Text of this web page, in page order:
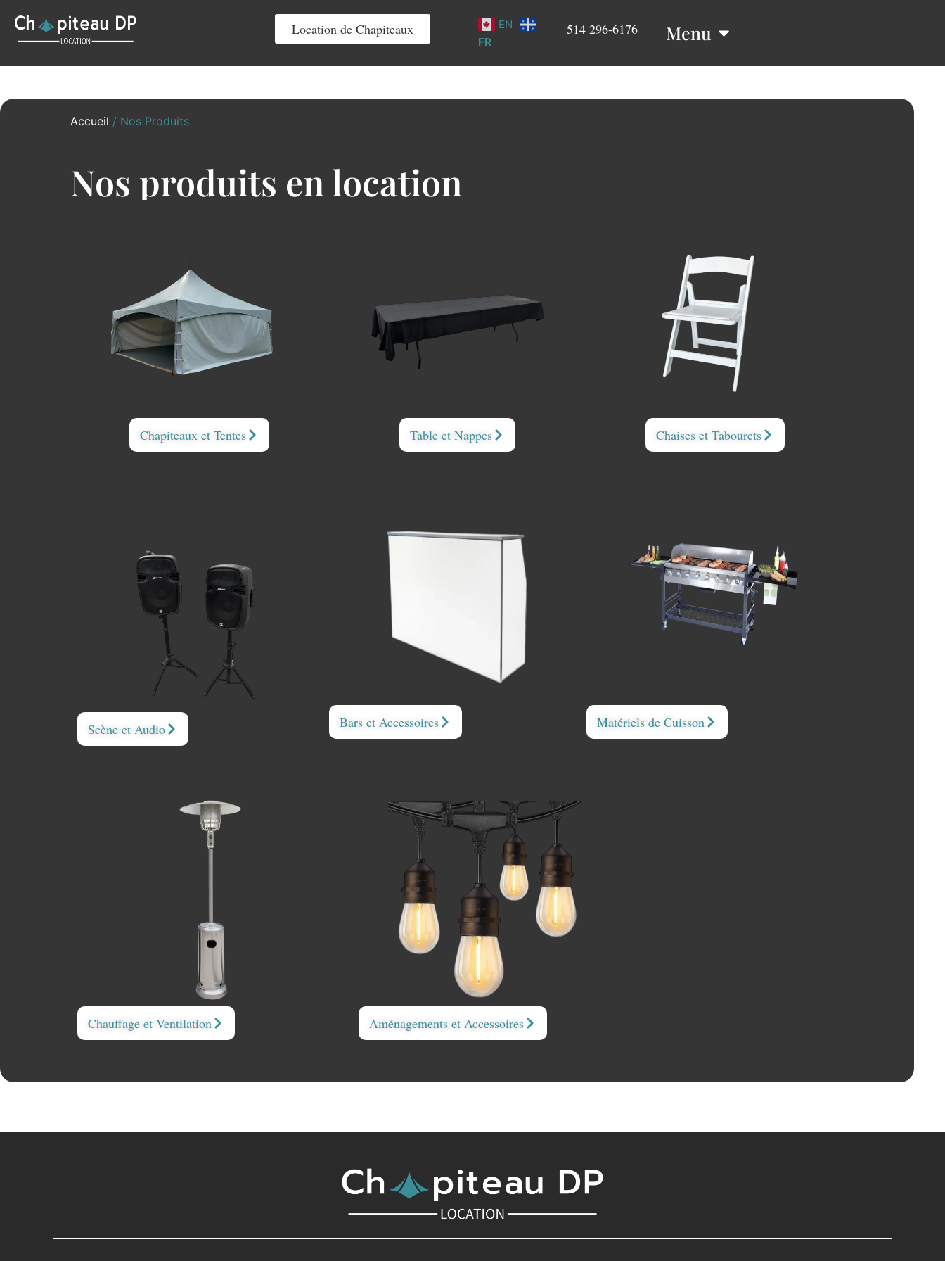
Location de Chapiteaux
EN
FR
514 296-6176 Menu
Accueil / Nos Produits
Nos produits en location
Chapiteaux et Tentes Table et Nappes Chaises et Tabourets
Scène et Audio Bars et Accessoires Matériels de Cuisson
Chauffage et Ventilation Aménagements et Accessoires